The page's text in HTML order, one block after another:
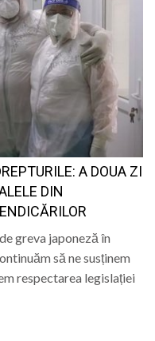
A DOUA ZI
DIN
greva japoneză în
să ne susținem
respectarea legislației